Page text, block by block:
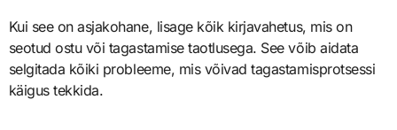
Kui see on asjakohane, lisage kõik kirjavahetus, mis on
seotud ostu või tagastamise taotlusega. See võib aidata
selgitada kõiki probleeme, mis võivad tagastamisprotsessi
käigus tekkida.